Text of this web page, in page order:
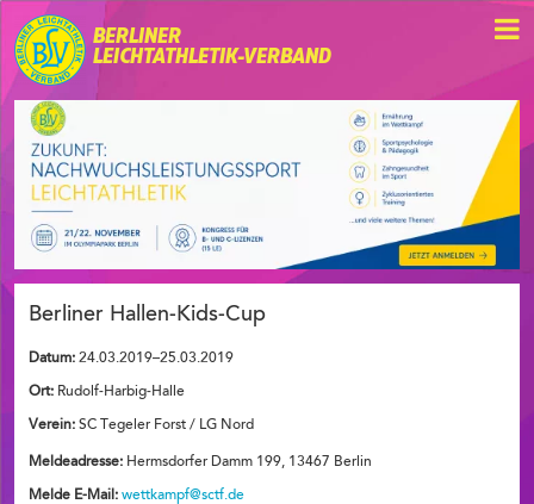
BERLINER
LEICHTATHLETIK-VERBAND
Berliner Hallen-Kids-Cup
Datum: 24.03.2019–25.03.2019
Ort: Rudolf-Harbig-Halle
Verein: SC Tegeler Forst / LG Nord
Meldeadresse: Hermsdorfer Damm 199, 13467 Berlin
Melde E-Mail: wettkampf@sctf.de